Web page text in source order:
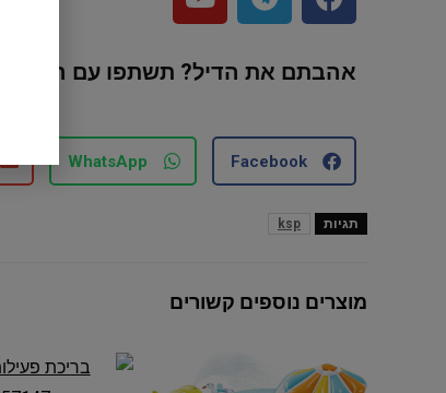
אהבתם את הדיל? תשתפו עם
Facebook
WhatsApp
תגיות ksp
מוצרים נוספים קשורים